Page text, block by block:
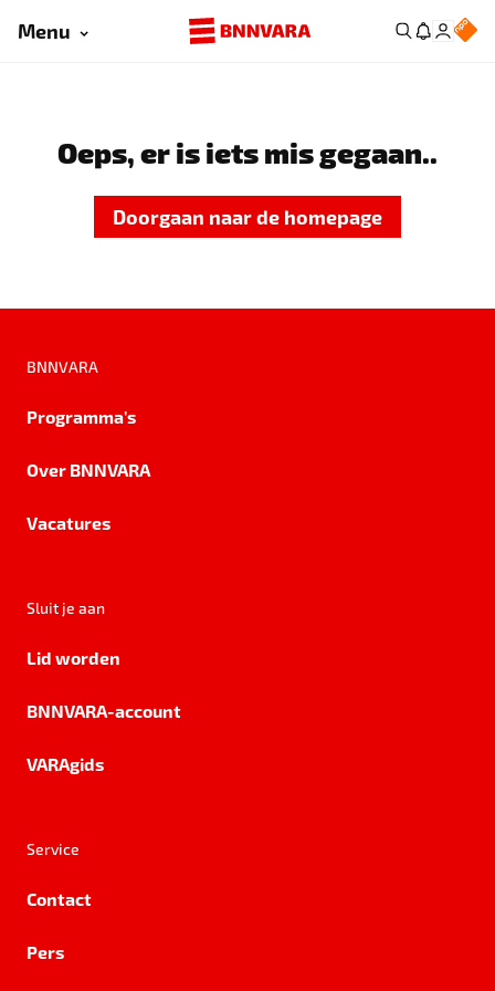
Menu
Oeps, er is iets mis gegaan..
Doorgaan naar de homepage
BNNVARA
Programma's
Over BNNVARA
Vacatures
Sluit je aan
Lid worden
BNNVARA-account
VARAgids
Service
Contact
Pers